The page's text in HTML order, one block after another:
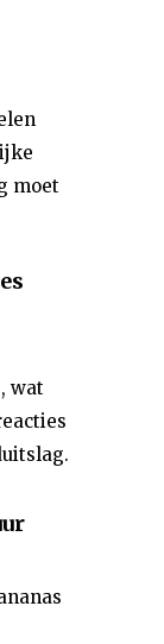
moet
wat